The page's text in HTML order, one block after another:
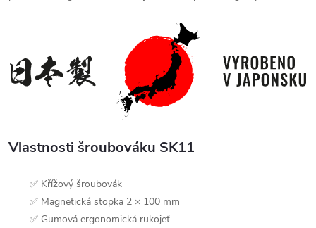
Vlastnosti šroubováku SK11
✅ Křížový šroubovák
✅ Magnetická stopka 2 × 100 mm
✅ Gumová ergonomická rukojeť